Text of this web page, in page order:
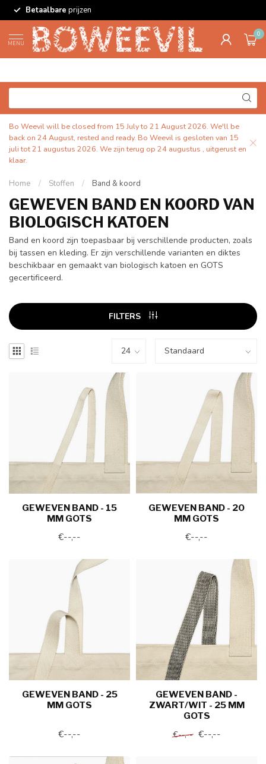
Betaalbare prijzen
MENU
0
Bo Weevil will be closed from 15 July to 21 August 2026. We'll be
back on 24 August, rested and ready. Bo Weevil is gesloten van 15
juli tot 21 augustus 2026. We zijn terug op 24 augustus , uitgerust en
klaar.
Home / Stoffen / Band & koord
GEWEVEN BAND EN KOORD VAN
BIOLOGISCH KATOEN
Band en koord zijn toepasbaar bij verschillende producten, zoals
bij tassen en kleding. Er zijn verschillende varianten en diktes
beschikbaar en gemaakt van biologisch katoen en GOTS
gecertificeerd.
FILTERS
GEWEVEN BAND - 15
MM GOTS
€--,--
GEWEVEN BAND - 20
MM GOTS
€--,--
GEWEVEN BAND - 25
MM GOTS
€--,--
GEWEVEN BAND -
ZWART/WIT - 25 MM
GOTS
€--,-- €--,--